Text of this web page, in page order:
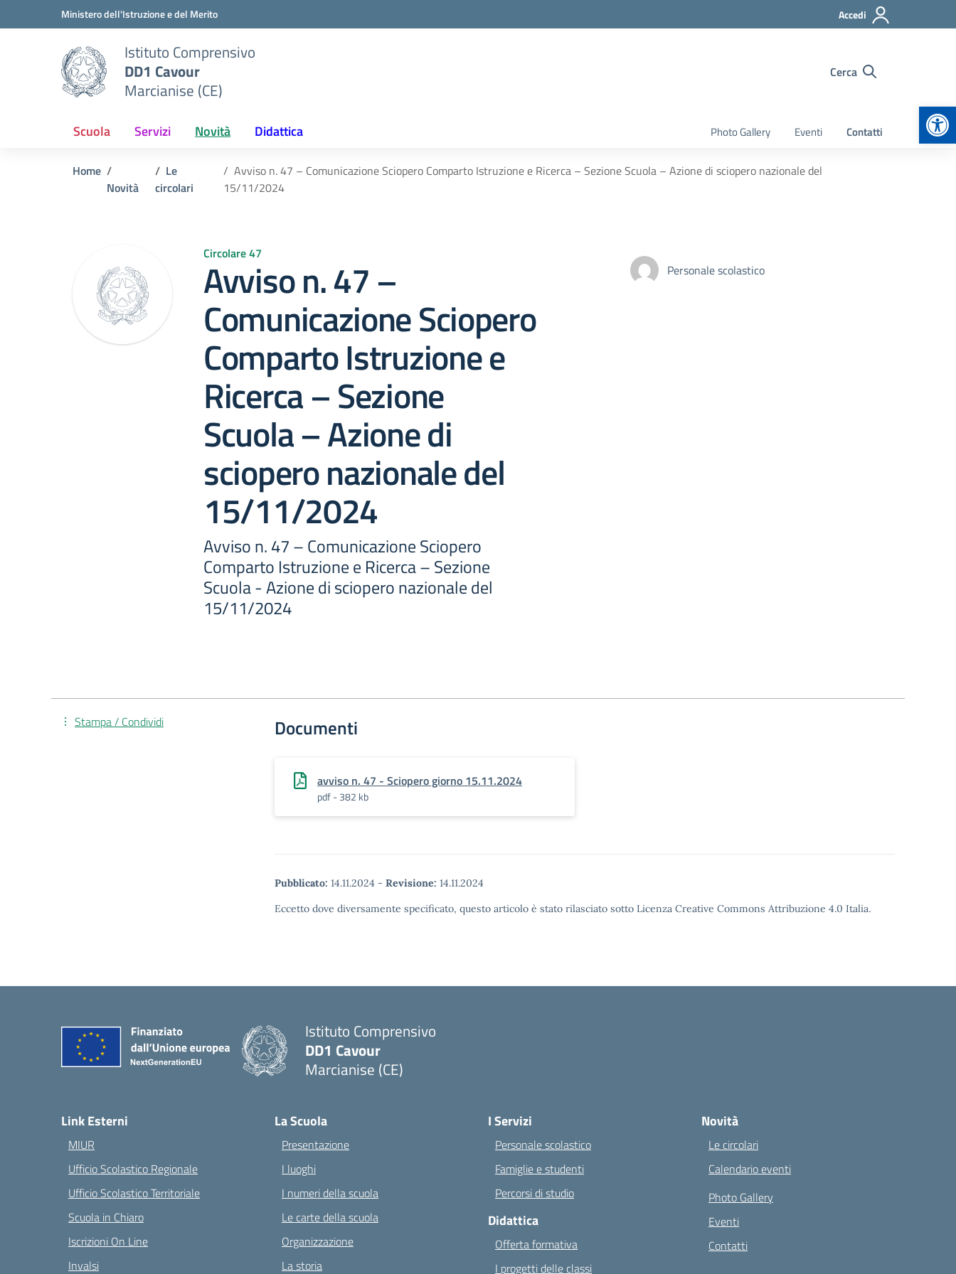
Vai ai contenuti
Vai al menu di navigazioneMinistero dell'Istruzione e del Merito Accedi
Istituto Comprensivo
DD1 Cavour
Marcianise (CE)
Cerca
Scuola Servizi Novità Didattica Photo Gallery Eventi Contatti
Home
Novità
Le
circolari
Avviso n. 47 – Comunicazione Sciopero Comparto Istruzione e Ricerca – Sezione Scuola – Azione di sciopero nazionale del
15/11/2024
Circolare 47
Avviso n. 47 –
Comunicazione Sciopero
Comparto Istruzione e
Ricerca – Sezione
Scuola – Azione di
sciopero nazionale del
15/11/2024
Avviso n. 47 – Comunicazione Sciopero
Comparto Istruzione e Ricerca – Sezione
Scuola - Azione di sciopero nazionale del
15/11/2024
Personale scolastico
Documenti
avviso n. 47 - Sciopero giorno 15.11.2024
pdf - 382 kb
Pubblicato: 14.11.2024 - Revisione: 14.11.2024
Eccetto dove diversamente specificato, questo articolo è stato rilasciato sotto Licenza Creative Commons Attribuzione 4.0 Italia.
Stampa / Condividi
Istituto Comprensivo
DD1 Cavour
Marcianise (CE)
Link Esterni
MIUR
Ufficio Scolastico Regionale
Ufficio Scolastico Territoriale
Scuola in Chiaro
Iscrizioni On Line
Invalsi
La Scuola
Presentazione
I luoghi
I numeri della scuola
Le carte della scuola
Organizzazione
La storia
I Servizi
Personale scolastico
Famiglie e studenti
Percorsi di studio
Didattica
Offerta formativa
I progetti delle classi
Novità
Le circolari
Calendario eventi
Photo Gallery
Eventi
Contatti